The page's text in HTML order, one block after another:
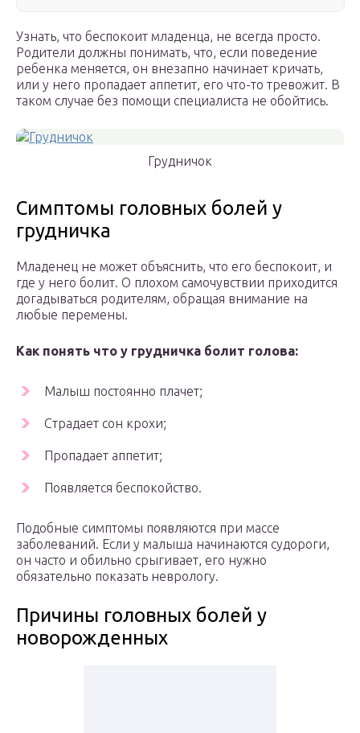
Узнать, что беспокоит младенца, не всегда просто.
Родители должны понимать, что, если поведение
ребенка меняется, он внезапно начинает кричать,
или у него пропадает аппетит, его что-то тревожит. В
таком случае без помощи специалиста не обойтись.
Грудничок
Симптомы головных болей у
грудничка
Младенец не может объяснить, что его беспокоит, и
где у него болит. О плохом самочувствии приходится
догадываться родителям, обращая внимание на
любые перемены.
Как понять что у грудничка болит голова:
Малыш постоянно плачет;
Страдает сон крохи;
Пропадает аппетит;
Появляется беспокойство.
Подобные симптомы появляются при массе
заболеваний. Если у малыша начинаются судороги,
он часто и обильно срыгивает, его нужно
обязательно показать неврологу.
Причины головных болей у
новорожденных